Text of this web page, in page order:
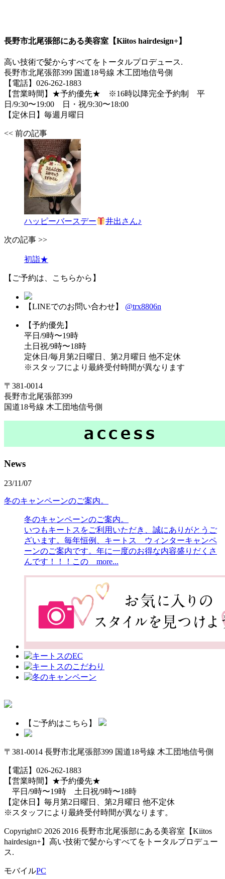
長野市北尾張部にある美容室【Kiitos hairdesign+】
高い技術で髪からすべてをトータルプロデュース.
長野市北尾張部399 国道18号線 木工団地信号側
【電話】026-262-1883
【営業時間】★予約優先★ ※16時以降完全予約制 平
日/9:30〜19:00 日・祝/9:30〜18:00
【定休日】毎週月曜日
<< 前の記事
ハッピーバースデー 井出さん♪
次の記事 >>
初詣★
【ご予約は、こちらから】
【LINEでのお問い合わせ】 @trx8806n
【予約優先】
平日/9時〜19時
土日祝/9時〜18時
定休日/毎月第2日曜日、第2月曜日 他不定休
※スタッフにより最終受付時間が異なります
〒381-0014
長野市北尾張部399
国道18号線 木工団地信号側
News
23/11/07
冬のキャンペーンのご案内。
冬のキャンペーンのご案内。
いつもキートスをご利用いただき、誠にありがとうご
ざいます。毎年恒例、キートス ウィンターキャンペ
ーンのご案内です。年に一度のお得な内容盛りだくさ
んです！！！この more...
【ご予約はこちら】
〒381-0014 長野市北尾張部399 国道18号線 木工団地信号側
【電話】026-262-1883
【営業時間】★予約優先★
平日/9時〜19時 土日祝/9時〜18時
【定休日】毎月第2日曜日、第2月曜日 他不定休
※スタッフにより最終受付時間が異なります。
Copyright© 2026 2016 長野市北尾張部にある美容室【Kiitos
hairdesign+】高い技術で髪からすべてをトータルプロデュー
ス.
モバイルPC